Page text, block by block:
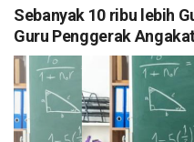
Sebanyak 10 ribu lebih
Guru Penggerak